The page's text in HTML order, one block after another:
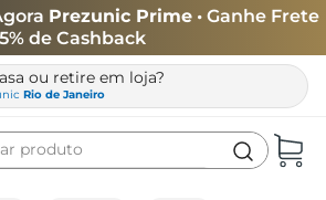
Prezunic Prime • Ganhe Frete
de Cashback
ou retire em loja?
Rio de Janeiro
produto